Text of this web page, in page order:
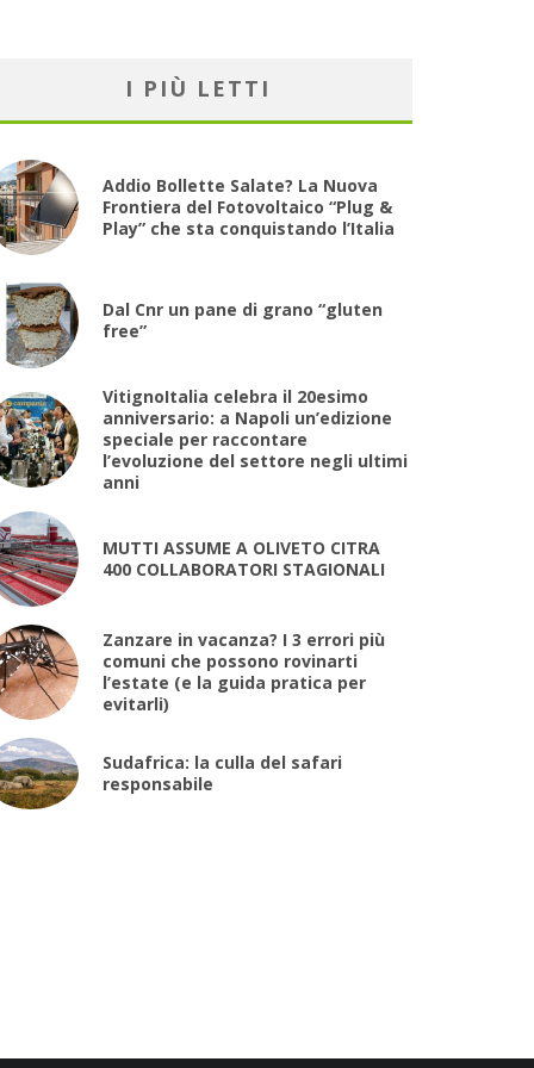
I PIÙ LETTI
Addio Bollette Salate? La Nuova
Frontiera del Fotovoltaico “Plug &
Play” che sta conquistando l’Italia
Dal Cnr un pane di grano “gluten
free”
VitignoItalia celebra il 20esimo
anniversario: a Napoli un’edizione
speciale per raccontare
l’evoluzione del settore negli ultimi
anni
MUTTI ASSUME A OLIVETO CITRA
400 COLLABORATORI STAGIONALI
Zanzare in vacanza? I 3 errori più
comuni che possono rovinarti
l’estate (e la guida pratica per
evitarli)
Sudafrica: la culla del safari
responsabile